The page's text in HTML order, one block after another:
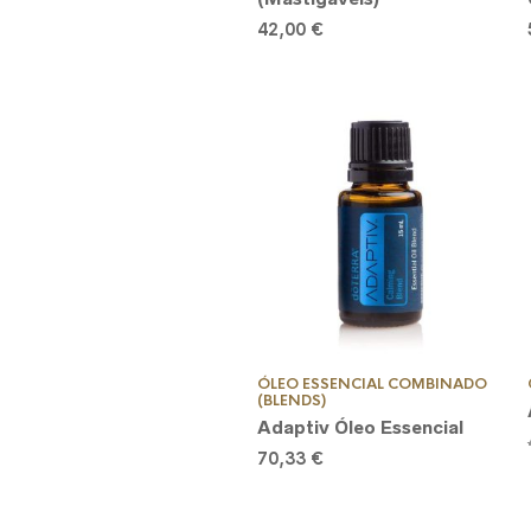
42,00 €
ÓLEO ESSENCIAL COMBINADO
(BLENDS)
Adaptiv Óleo Essencial
70,33 €